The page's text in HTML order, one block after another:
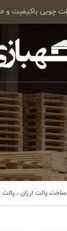
پالت چوبی باکیفیت
پالت ارزان ،